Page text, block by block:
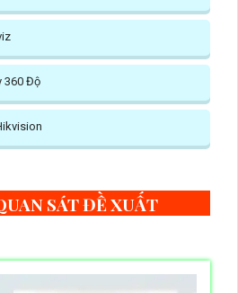
360 Độ
SÁT ĐỀ XUẤT